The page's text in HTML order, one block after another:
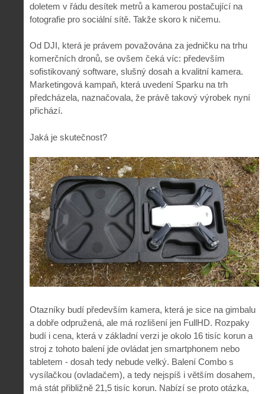
doletem v řádu desítek metrů a kamerou postačující na
fotografie pro sociální sítě. Takže skoro k ničemu.
Od DJI, která je právem považována za jedničku na trhu
komerčních dronů, se ovšem čeká víc: především
sofistikovaný software, slušný dosah a kvalitní kamera.
Marketingová kampaň, která uvedení Sparku na trh
předcházela, naznačovala, že právě takový výrobek nyní
přichází.
Jaká je skutečnost?
Otazníky budí především kamera, která je sice na gimbalu
a dobře odpružená, ale má rozlišení jen FullHD. Rozpaky
budí i cena, která v základní verzi je okolo 16 tisíc korun a
stroj z tohoto balení jde ovládat jen smartphonem nebo
tabletem - dosah tedy nebude velký. Balení Combo s
vysílačkou (ovladačem), a tedy nejspíš i větším dosahem,
má stát přibližně 21,5 tisíc korun. Nabízí se proto otázka,